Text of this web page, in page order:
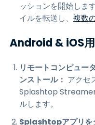
ッションを開始しま
イルを転送し、 複数
Android & iOS用
リモートコンピュ
ンストール： アクセ
Splashtop Streamer
ルします。
Splashtopアプリを